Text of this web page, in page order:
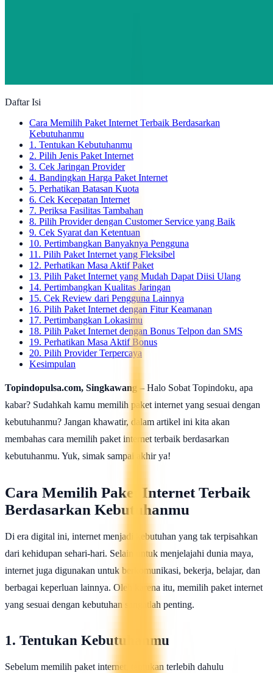
Daftar Isi
Cara Memilih Paket Internet Terbaik Berdasarkan
Kebutuhanmu
1. Tentukan Kebutuhanmu
2. Pilih Jenis Paket Internet
3. Cek Jaringan Provider
4. Bandingkan Harga Paket Internet
5. Perhatikan Batasan Kuota
6. Cek Kecepatan Internet
7. Periksa Fasilitas Tambahan
8. Pilih Provider dengan Customer Service yang Baik
9. Cek Syarat dan Ketentuan
10. Pertimbangkan Banyaknya Pengguna
11. Pilih Paket Internet yang Fleksibel
12. Perhatikan Masa Aktif Paket
13. Pilih Paket Internet yang Mudah Dapat Diisi Ulang
14. Pertimbangkan Kualitas Jaringan
15. Cek Review dari Pengguna Lainnya
16. Pilih Paket Internet dengan Fitur Keamanan
17. Pertimbangkan Lokasimu
18. Pilih Paket Internet dengan Bonus Telpon dan SMS
19. Perhatikan Masa Aktif Bonus
20. Pilih Provider Terpercaya
Kesimpulan
Topindopulsa.com, Singkawang – Halo Sobat Topindoku, apa
kabar? Sudahkah kamu memilih paket internet yang sesuai dengan
kebutuhanmu? Jangan khawatir, dalam artikel ini kita akan
membahas cara memilih paket internet terbaik berdasarkan
kebutuhanmu. Yuk, simak sampai akhir ya!
Cara Memilih Paket Internet Terbaik
Berdasarkan Kebutuhanmu
Di era digital ini, internet menjadi kebutuhan yang tak terpisahkan
dari kehidupan sehari-hari. Selain untuk menjelajahi dunia maya,
internet juga digunakan untuk berkomunikasi, bekerja, belajar, dan
berbagai keperluan lainnya. Oleh karena itu, memilih paket internet
yang sesuai dengan kebutuhan sangatlah penting.
1. Tentukan Kebutuhanmu
Sebelum memilih paket internet, tentukan terlebih dahulu